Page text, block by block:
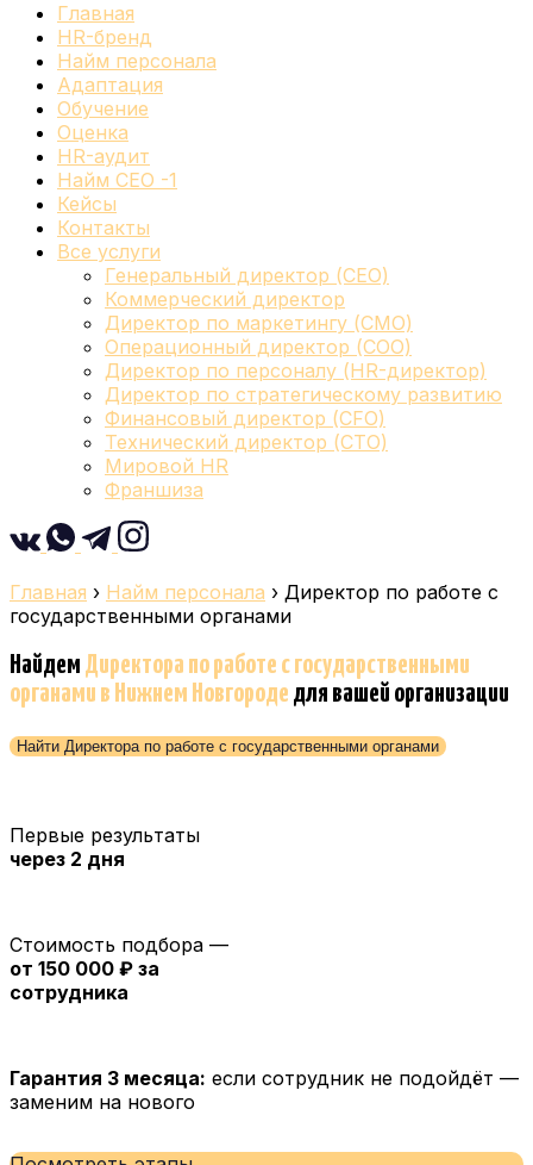
Главная
HR-бренд
Найм персонала
Адаптация
Обучение
Оценка
HR-аудит
Найм СЕО -1
Кейсы
Контакты
Все услуги
Генеральный директор (CEO)
Коммерческий директор
Директор по маркетингу (CMO)
Операционный директор (COO)
Директор по персоналу (HR-директор)
Директор по стратегическому развитию
Финансовый директор (CFO)
Технический директор (CTO)
Мировой HR
Франшиза
Главная › Найм персонала › Директор по работе с
государственными органами
Найдем Директора по работе с государственными
органами в Нижнем Новгороде для вашей организации
Найти Директора по работе с государственными органами
Первые результаты
через 2 дня
Стоимость подбора —
от 150 000 ₽ за
сотрудника
Гарантия 3 месяца: если сотрудник не подойдёт —
заменим на нового